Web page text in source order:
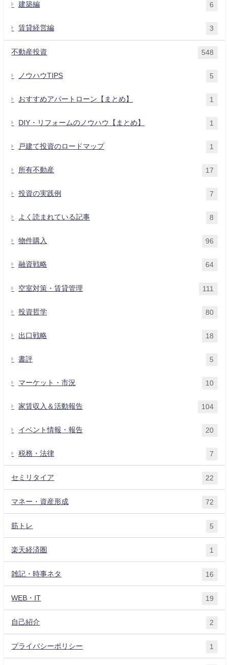
建築編 6
賃貸経営編 3
不動産投資 548
ノウハウTIPS 5
おすすめアパートローン【まとめ】 1
DIY・リフォームのノウハウ【まとめ】 1
戸建て投資のロードマップ 1
所有不動産 17
投資の実践例 7
よく読まれている記事 8
物件購入 96
融資戦略 64
空室対策・賃貸管理 111
投資哲学 80
出口戦略 18
書評 5
マーケット・市況 10
家賃収入＆活動報告 104
イベント情報・報告 20
税務・法律 7
セミリタイア 22
マネー・資産形成 72
筋トレ 5
楽天経済圏 1
雑記・時事ネタ 16
WEB・IT 19
自己紹介 2
プライバシーポリシー 1